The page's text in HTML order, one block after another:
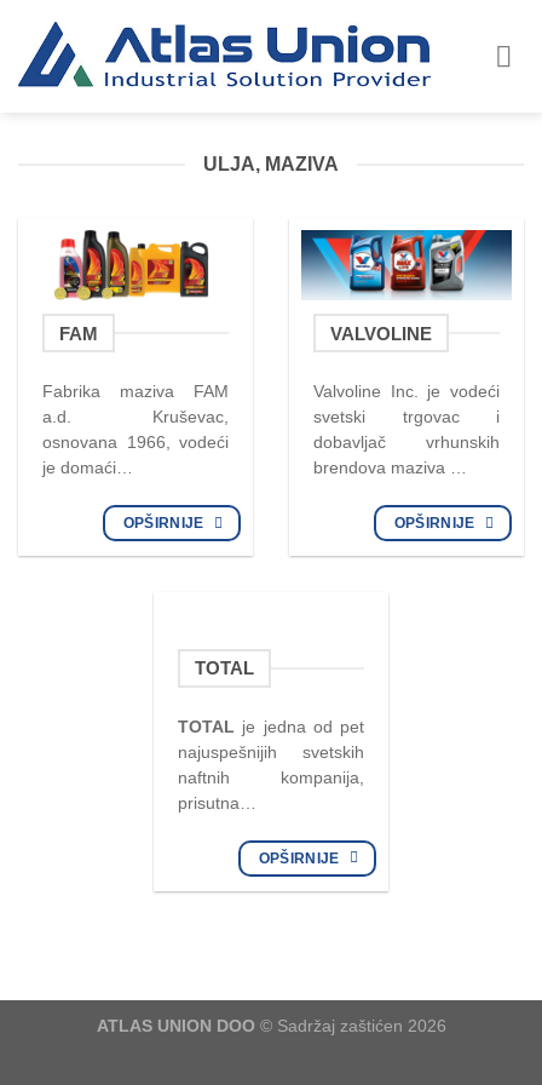
content
ULJA, MAZIVA
FAM
Fabrika maziva FAM
a.d. Kruševac,
osnovana 1966, vodeći
je domaći…
OPŠIRNIJE
VALVOLINE
Valvoline Inc. je vodeći
svetski trgovac i
dobavljač vrhunskih
brendova maziva …
OPŠIRNIJE
TOTAL
TOTAL je jedna od pet
najuspešnijih svetskih
naftnih kompanija,
prisutna…
OPŠIRNIJE
ATLAS UNION DOO © Sadržaj zaštićen 2026